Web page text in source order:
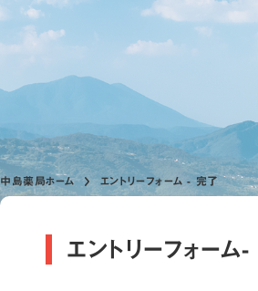
中島薬局ホーム エントリーフォーム - 完了
エントリーフォーム